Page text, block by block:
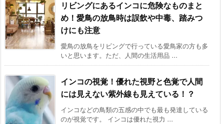
リビングにあるインコに危険なものまと
め！愛鳥の放鳥時は誤飲や中毒、踏みつ
けにも注意
愛鳥の放鳥をリビングで行っている愛鳥家の方も多
いと思います。ただ、人間の生活用品 ...
インコの視覚！優れた視野と色覚で人間
には見えない紫外線も見えている！？
インコなどの鳥類の五感の中でも最も発達している
のが視覚です。 インコは優れた視力 ...